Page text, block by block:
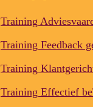
Training
Training Feedback
Training
Training Effectief